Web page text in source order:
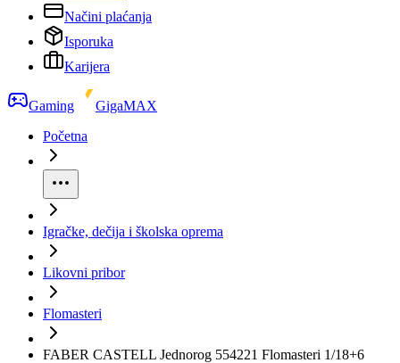
Načini plaćanja
Isporuka
Karijera
Gaming
GigaMAX
Početna
Igračke, dečija i školska oprema
Likovni pribor
Flomasteri
FABER CASTELL Jednorog 554221 Flomasteri 1/18+6